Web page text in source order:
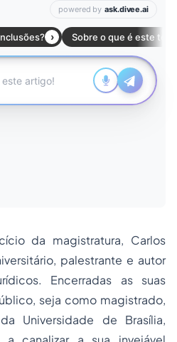
da magistratura, Carlos
palestrante e autor
Encerradas as suas
seja como magistrado,
Universidade de Brasília,